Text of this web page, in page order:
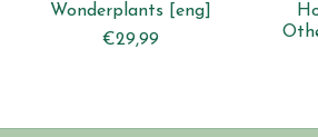
Wonderplants [eng]
€29,99